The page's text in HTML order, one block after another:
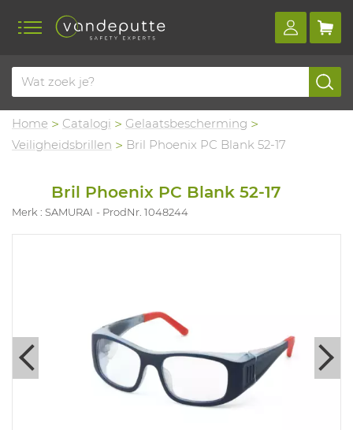
Home Catalogi
Gelaatsbescherming
Veiligheidsbrillen
Bril Phoenix PC Blank 52-17
Bril Phoenix PC Blank 52-17
Merk : SAMURAI ProdNr. 1048244